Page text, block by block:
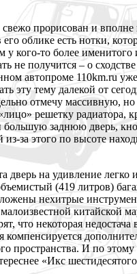
прорисован и
облике есть нотки,
у кого-то более именитого
не получится – о
автопроме 110km.ru
эту тему далекой от
отмечу массивную,
решетку радиатора,
большую заднюю дверь,
за этого по высоте
дверь на удивление легко
(419 литров)
нехитрые
китайской
что некоторая недостача
компенсируется
пространства. И по этому
«Икс